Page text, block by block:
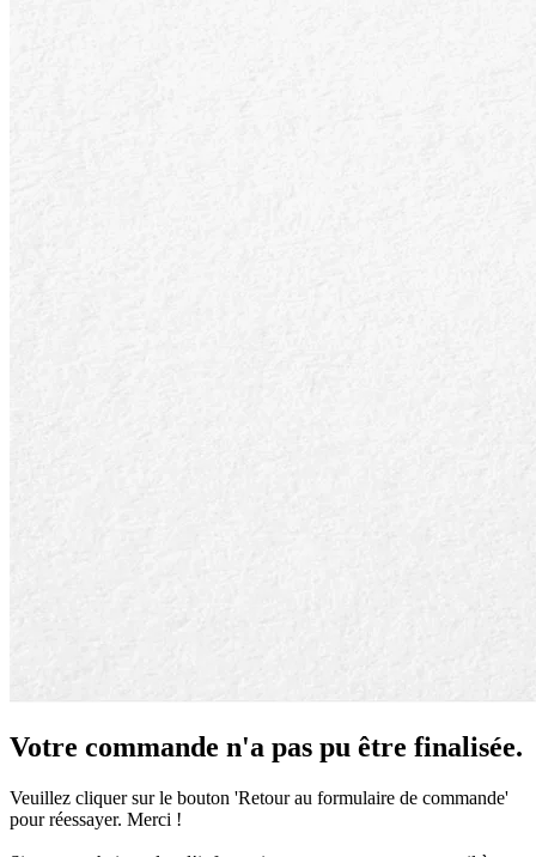
Votre commande n'a pas pu être finalisée.
Veuillez cliquer sur le bouton 'Retour au formulaire de commande'
pour réessayer. Merci !